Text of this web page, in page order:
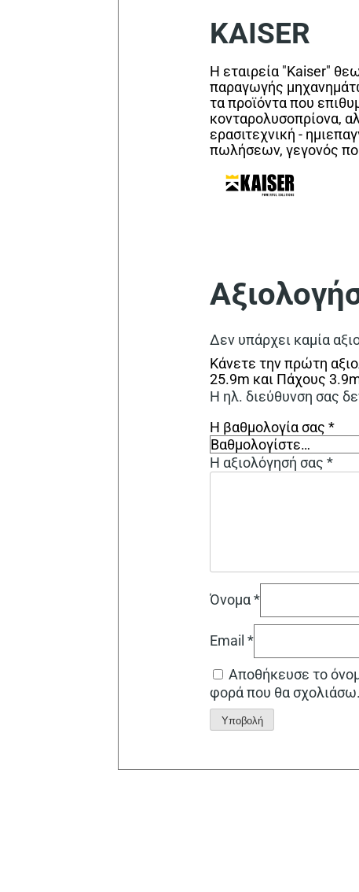
KAISER
Η εταιρεία "Kaiser"
παραγωγής
τα προϊόντα που
κονταρολυσοπρίονα,
ερασιτεχνική -
πωλήσεων, γεγονός
Δεν υπάρχει καμία
Κάνετε την πρώτη
25.9m και Πάχους
Η ηλ. διεύθυνση σας
Η βαθμολογία σας*
Η αξιολόγησή σας*
Όνομα*
Email*
Αποθήκευσε το
φορά που θα σχολιάσω.